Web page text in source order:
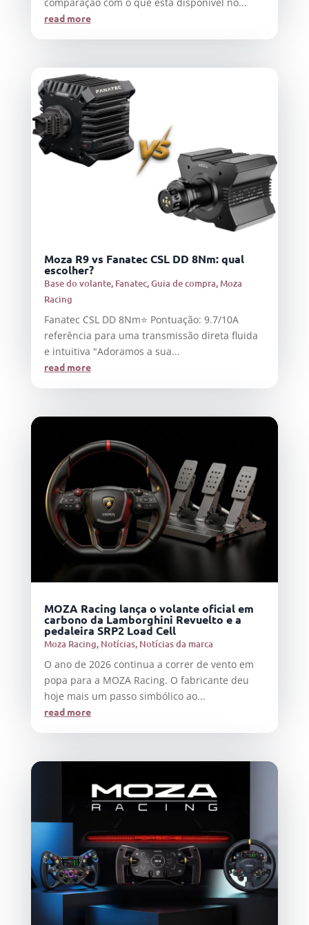
read more
Moza R9 vs Fanatec CSL DD 8Nm: qual
escolher?
Base do volante, Fanatec,Guia de compra,Moza
Racing
Fanatec CSL DD 8Nm⭐ Pontuação: 9.7/10A
referência para uma transmissão direta fluida
e intuitiva "Adoramos a sua...
read more
MOZA Racing lança o volante oficial em
carbono da Lamborghini Revuelto e a
pedaleira SRP2 Load Cell
Moza Racing, Notícias, Notícias da marca
O ano de 2026 continua a correr de vento em
popa para a MOZA Racing. O fabricante deu
hoje mais um passo simbólico ao...
read more